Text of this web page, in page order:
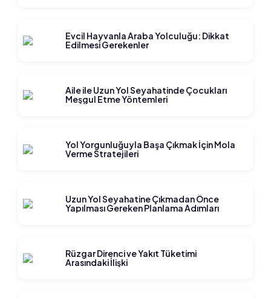
Evcil Hayvanla Araba Yolculuğu: Dikkat
Edilmesi Gerekenler
Aile ile Uzun Yol Seyahatinde Çocukları
Meşgul Etme Yöntemleri
Yol Yorgunluğuyla Başa Çıkmak İçin Mola
Verme Stratejileri
Uzun Yol Seyahatine Çıkmadan Önce
Yapılması Gereken Planlama Adımları
Rüzgar Direnci ve Yakıt Tüketimi
Arasındaki İlişki